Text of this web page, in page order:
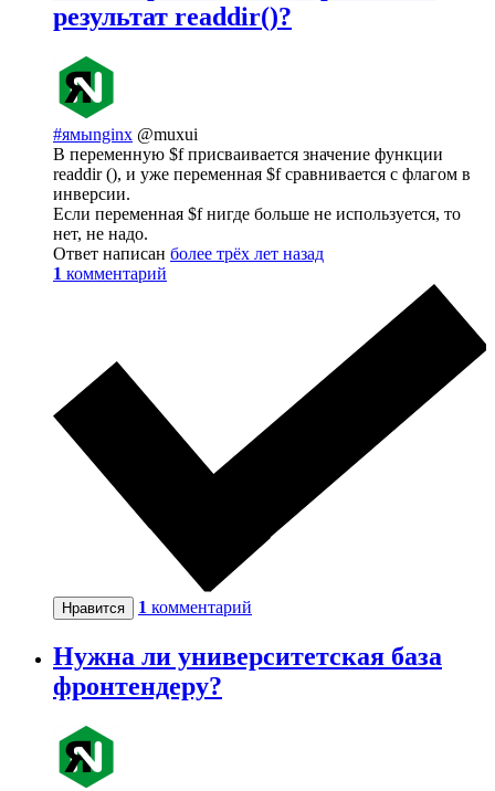
результат readdir()?
#ямыnginx @muxui
В переменную $f присваивается значение функции
readdir (), и уже переменная $f сравнивается с флагом в
инверсии.
Если переменная $f нигде больше не используется, то
нет, не надо.
Ответ написан более трёх лет назад
1 комментарий
Нравится 1 комментарий
Нужна ли университетская база
фронтендеру?